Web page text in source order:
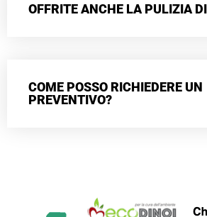
OFFRITE ANCHE LA PULIZIA
COME POSSO RICHIEDERE UN
PREVENTIVO?